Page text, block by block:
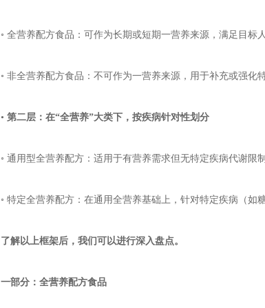
◦ 全营养配方食品：可作为长期或短期一营养来源，满足目标
◦ 非全营养配方食品：不可作为一营养来源，用于补充或强化
• 第二层：在“全营养”大类下，按疾病针对性划分
◦ 通用型全营养配方：适用于有营养需求但无特定疾病代谢限制
◦ 特定全营养配方：在通用全营养基础上，针对特定疾病（如
了解以上框架后，我们可以进行深入盘点。
一部分：全营养配方食品